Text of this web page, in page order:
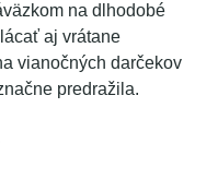
na dlhodobé
aj vrátane
vianočných darčekov
predražila.